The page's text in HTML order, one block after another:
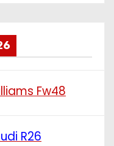
Fw48
R26